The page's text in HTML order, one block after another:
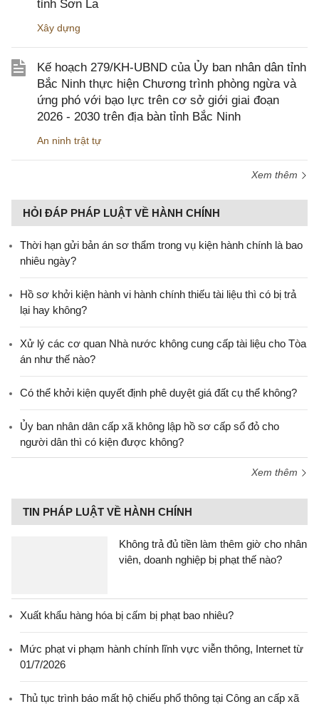
tỉnh Sơn La
Xây dựng
Kế hoạch 279/KH-UBND của Ủy ban nhân dân tỉnh
Bắc Ninh thực hiện Chương trình phòng ngừa và
ứng phó với bạo lực trên cơ sở giới giai đoạn
2026 - 2030 trên địa bàn tỉnh Bắc Ninh
An ninh trật tự
Xem thêm
HỎI ĐÁP PHÁP LUẬT VỀ HÀNH CHÍNH
Thời hạn gửi bản án sơ thẩm trong vụ kiện hành chính là bao
nhiêu ngày?
Hồ sơ khởi kiện hành vi hành chính thiếu tài liệu thì có bị trả
lại hay không?
Xử lý các cơ quan Nhà nước không cung cấp tài liệu cho Tòa
án như thế nào?
Có thể khởi kiện quyết định phê duyệt giá đất cụ thể không?
Ủy ban nhân dân cấp xã không lập hồ sơ cấp sổ đỏ cho
người dân thì có kiện được không?
Xem thêm
TIN PHÁP LUẬT VỀ HÀNH CHÍNH
Không trả đủ tiền làm thêm giờ cho nhân
viên, doanh nghiệp bị phạt thế nào?
Xuất khẩu hàng hóa bị cấm bị phạt bao nhiêu?
Mức phạt vi phạm hành chính lĩnh vực viễn thông, Internet từ
01/7/2026
Thủ tục trình báo mất hộ chiếu phổ thông tại Công an cấp xã